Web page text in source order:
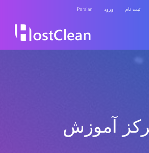
Persian ورود ثبت نام
مشاهده همهآموزش